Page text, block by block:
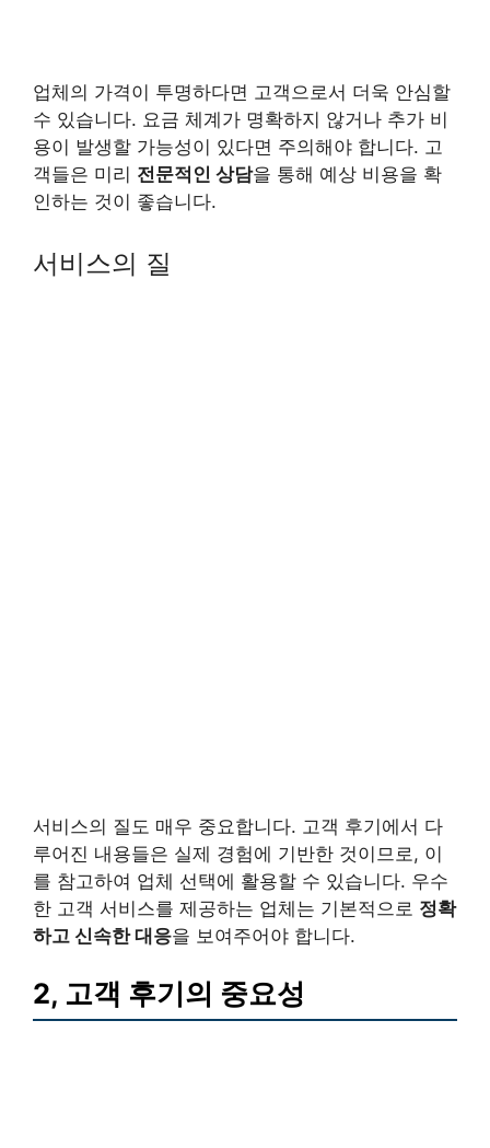
업체의 가격이 투명하다면 고객으로서 더욱 안심할
수 있습니다. 요금 체계가 명확하지 않거나 추가 비
용이 발생할 가능성이 있다면 주의해야 합니다. 고
객들은 미리 전문적인 상담을 통해 예상 비용을 확
인하는 것이 좋습니다.
서비스의 질
서비스의 질도 매우 중요합니다. 고객 후기에서 다
루어진 내용들은 실제 경험에 기반한 것이므로, 이
를 참고하여 업체 선택에 활용할 수 있습니다. 우수
한 고객 서비스를 제공하는 업체는 기본적으로 정확
하고 신속한 대응을 보여주어야 합니다.
2, 고객 후기의 중요성